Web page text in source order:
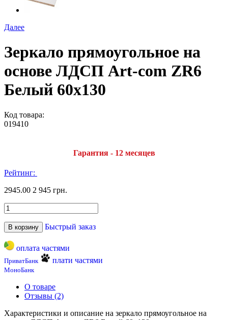
Далее
Зеркало прямоугольное на
основе ЛДСП Art-com ZR6
Белый 60х130
Код товара:
019410
Гарантия - 12 месяцев
Рейтинг:
2945.00 2 945 грн.
В корзину Быстрый заказ
оплата частями
ПриватБанк плати частями
МоноБанк
О товаре
Отзывы (2)
Характеристики и описание на зеркало прямоугольное на